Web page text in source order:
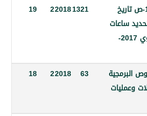
1321
19
63
2018
18